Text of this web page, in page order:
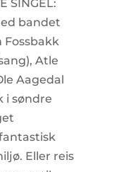
SINGEL:
bandet
Fossbakk
Atle
Aagedal
i søndre
Eller reis